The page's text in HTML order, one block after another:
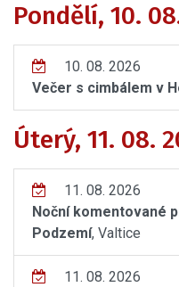
Pondělí, 10.
10. 08. 2026
Večer s cimbálem v
Úterý, 11. 08.
11. 08. 2026
Noční komentované
Podzemí, Valtice
11. 08. 2026